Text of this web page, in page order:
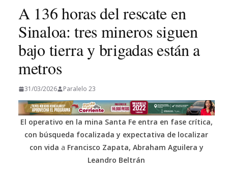
A 136 horas del rescate en
Sinaloa: tres mineros siguen
bajo tierra y brigadas están a
metros
31/03/2026 Paralelo 23
El operativo en la mina Santa Fe entra en fase crítica,
con búsqueda focalizada y expectativa de localizar
con vida a Francisco Zapata, Abraham Aguilera y
Leandro Beltrán